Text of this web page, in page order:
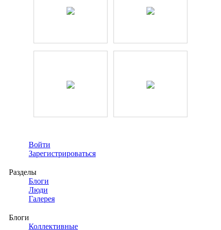
Войти
Зарегистрироваться
Разделы
Блоги
Люди
Галерея
Блоги
Коллективные